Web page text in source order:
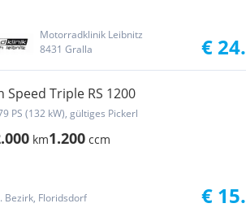
Motorradklinik Leibnitz
8431 Gralla
€
Speed Triple RS 1200
PS (132 kW), gültiges Pickerl
km1.200 ccm
Bezirk, Floridsdorf
€